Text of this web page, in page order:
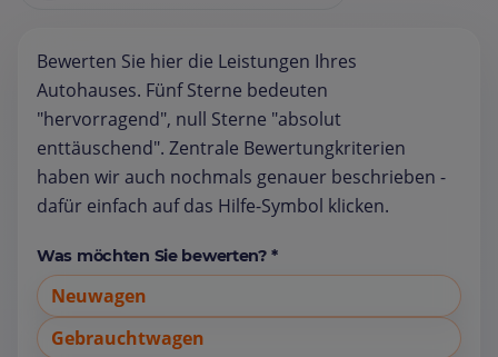
Bewerten Sie hier die Leistungen Ihres
Autohauses. Fünf Sterne bedeuten
"hervorragend", null Sterne "absolut
enttäuschend". Zentrale Bewertungkriterien
haben wir auch nochmals genauer beschrieben -
dafür einfach auf das Hilfe-Symbol klicken.
Was möchten Sie bewerten? *
Neuwagen
Gebrauchtwagen